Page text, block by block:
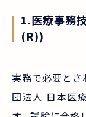
1.医療事務
(R))
実務で必要と
団法人 日本医